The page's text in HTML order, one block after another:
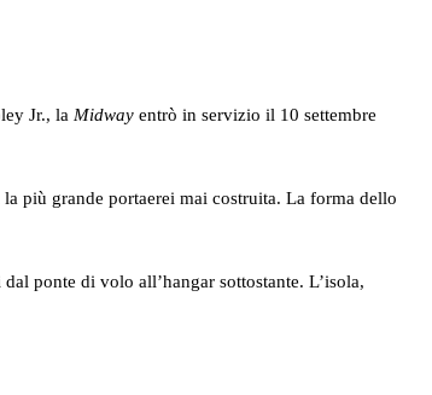
Jr., la Midway entrò in servizio il 10 settembre
più grande portaerei mai costruita. La forma dello
ponte di volo all’hangar sottostante. L’isola,